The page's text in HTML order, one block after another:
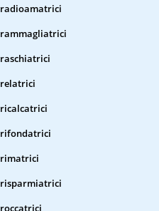
radioamatrici
rammagliatrici
raschiatrici
relatrici
ricalcatrici
rifondatrici
rimatrici
risparmiatrici
roccatrici